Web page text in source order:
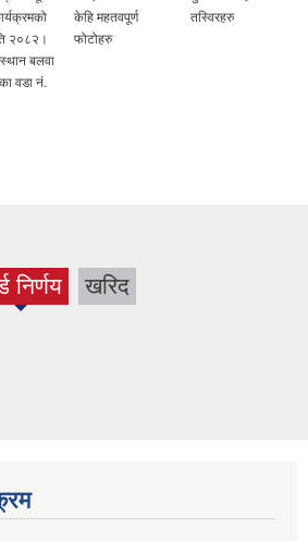
२०८२।
बलवा
वडा नं.
केहि महतवपूर्ण
फोटोहरु
तस्विरहरु
निर्णय खरिद